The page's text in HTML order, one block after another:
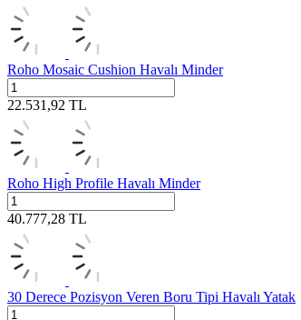
Roho Mosaic Cushion Havalı Minder
22.531,92 TL
Roho High Profile Havalı Minder
40.777,28 TL
30 Derece Pozisyon Veren Boru Tipi Havalı Yatak